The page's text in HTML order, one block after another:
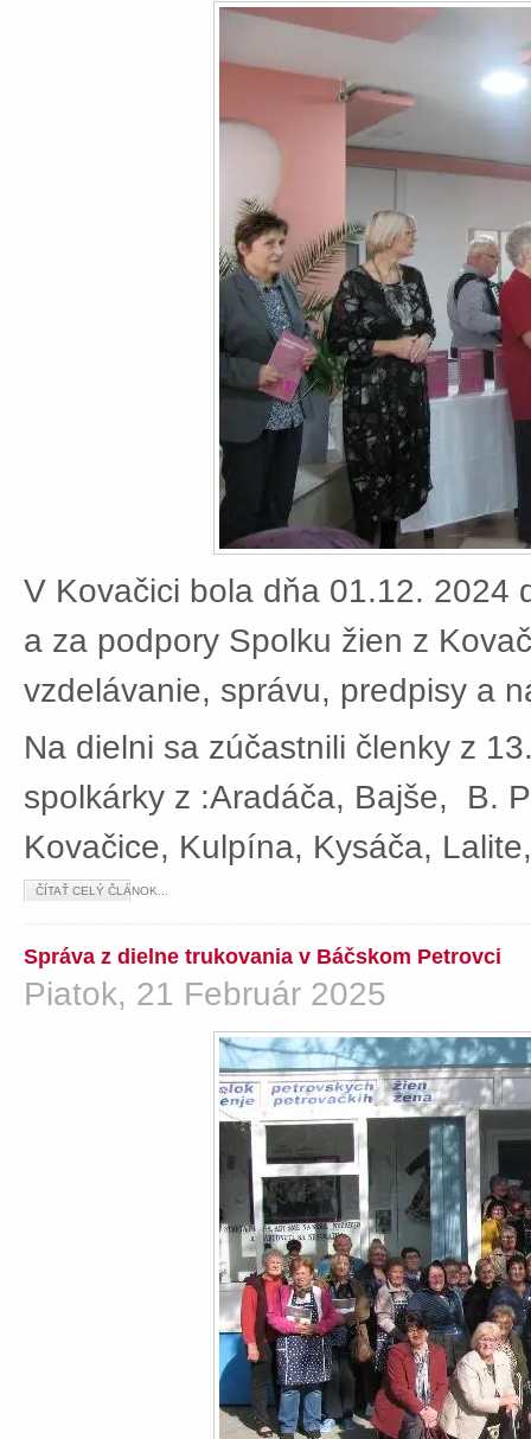
V Kovačici bola dňa 01.12. 2024
a za podpory Spolku žien z
vzdelávanie, správu, predpisy a
Na dielni sa zúčastnili členky z
spolkárky z :Aradáča, Bajše, B.
Kovačice, Kulpína, Kysáča,
ČÍTAŤ CELÝ ČLÁNOK...
Správa z dielne trukovania v Báčskom Petrovci
Piatok, 21 Február 2025